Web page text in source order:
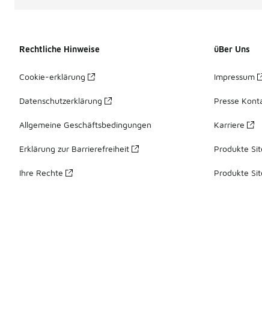
Rechtliche Hinweise
Cookie-erklärung
Datenschutzerklärung
Allgemeine Geschäftsbedingungen
Erklärung zur Barrierefreiheit
Ihre Rechte
üBer Uns
Impressum
Presse
Karriere
Produkte
Produkte